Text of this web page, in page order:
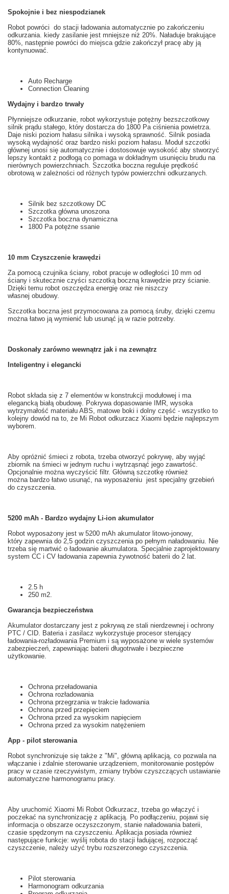
Spokojnie i bez niespodzianek
Robot powróci do stacji ładowaniaautomatycznie po zakończeniu
odkurzania. kiedy zasilanie jest mniejsze niż 20%. Naładuje brakujące
80%, następnie powróci do miejsca gdzie zakończył pracę aby ją
kontynuować.
Auto Recharge
Connection Cleaning
Wydajny i bardzo trwały
Płynniejsze odkurzanie, robot wykorzystuje potężny bezszczotkowy
silnik prądu stałego, który dostarcza do 1800 Pa ciśnienia powietrza.
Daje niski poziom hałasu silnika i wysoką sprawność. Silnik posiada
wysoką wydajność oraz bardzo niski poziom hałasu. Moduł szczotki
głównej unosi się automatycznie i dostosowuje wysokość aby stworzyć
lepszy kontakt z podłogąco pomaga w dokładnym usunięciu brudu na
nierównych powierzchniach. Szczotka boczna reguluje prędkość
obrotową w zależności od różnych typów powierzchni odkurzanych.
Silnik bez szczotkowy DC
Szczotka główna unoszona
Szczotka boczna dynamiczna
1800 Pa potężne ssanie
10 mm Czyszczenie krawędzi
Za pomocą czujnika ściany, robot pracuje w odległości 10 mm od
ściany i skutecznie czyści szczotką boczną krawędzie przy ścianie.
Dzięki temu robot oszczędza energię oraz nie niszczy
własnej obudowy.
Szczotka boczna jest przymocowana za pomocą śruby, dzięki czemu
można łatwo ją wymienić lub usunąć ją w razie potrzeby.
Doskonały zarówno wewnątrz jak i na zewnątrz
Inteligentny i elegancki
Robot składa się z 7 elementów w konstrukcji modułowej i ma
elegancką białą obudowę. Pokrywa dopasowanie IMR, wysoka
wytrzymałość materiału ABS, matowe boki i dolny część - wszystko to
kolejny dowód na to, że Mi Robot odkurzacz Xiaomi będzie najlepszym
wyborem.
Aby opróżnić śmieci z robota, trzeba otworzyć pokrywę, aby wyjąć
zbiornik na śmieci w jednym ruchu i wytrząsnąć jego zawartość.
Opcjonalnie można wyczyścić filtr. Główną szczotkę również
można bardzo łatwo usunąć, na wyposażeniu jest specjalny grzebień
do czyszczenia.
5200 mAh - Bardzo wydajny Li-ion akumulator
Robot wyposażony jest w 5200 mAh akumulator litowo-jonowy,
który zapewnia do 2,5 godzin czyszczenia po pełnym naładowaniu. Nie
trzeba się martwić o ładowanie akumulatora. Specjalnie zaprojektowany
system CC i CV ładowania zapewnia żywotność baterii do 2 lat.
2.5 h
250 m2.
Gwarancja bezpieczeństwa
Akumulator dostarczany jest z pokrywą ze stali nierdzewnej i ochrony
PTC / CID. Bateria i zasilacz wykorzystuje procesor sterujący
ładowania-rozładowania Premium i są wyposażone w wiele systemów
zabezpieczeń, zapewniając baterii długotrwałe i bezpieczne
użytkowanie.
Ochrona przeładowania
Ochrona rozładowania
Ochrona przegrzania w trakcie ładowania
Ochrona przed przepięciem
Ochrona przed za wysokim napięciem
Ochrona przed za wysokim natężeniem
App - pilot sterowania
Robot synchronizuje się także z " Mi", główną aplikacją, co pozwala na
włączanie i zdalnie sterowanie urządzeniem, monitorowanie postępów
pracy w czasie rzeczywistym, zmiany trybów czyszczących ustawianie
automatyczne harmonogramu pracy.
Aby uruchomić Xiaomi Mi Robot Odkurzacz, trzeba go włączyć i
poczekać na synchronizację z aplikacją. Po podłączeniu, pojawi się
informacja o obszarze oczyszczonym, stanie naładowania baterii,
czasie spędzonym na czyszczeniu. Aplikacja posiada również
następujące funkcje: wyślij robota do stacji ładującej, rozpocząć
czyszczenie, należy użyć trybu rozszerzonego czyszczenia.
Pilot sterowania
Harmonogram odkurzania